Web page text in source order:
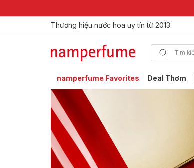
Freeship cho mọi đơn hàng
Thương hiệu nước hoa uy tín từ 2013
namperfume Favorites Deal Thơm